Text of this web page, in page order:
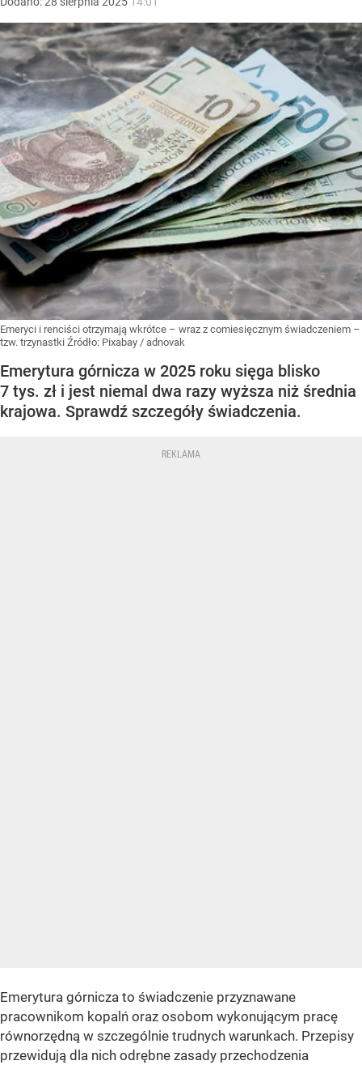
Emeryci i renciści otrzymają wkrótce – wraz z comiesięcznym świadczeniem –
tzw. trzynastki Źródło: Pixabay / adnovak
Emerytura górnicza w 2025 roku sięga blisko
7 tys. zł i jest niemal dwa razy wyższa niż średnia
krajowa. Sprawdź szczegóły świadczenia.
Emerytura górnicza to świadczenie przyznawane
pracownikom kopalń oraz osobom wykonującym pracę
równorzędną w szczególnie trudnych warunkach. Przepisy
przewidują dla nich odrębne zasady przechodzenia